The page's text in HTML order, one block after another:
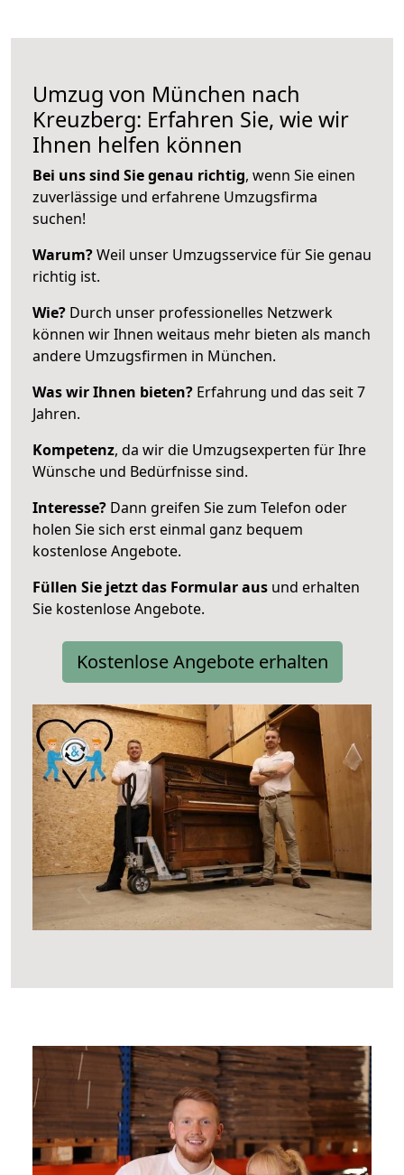
Umzug von München nach
Kreuzberg: Erfahren Sie, wie wir
Ihnen helfen können
Bei uns sind Sie genau richtig, wenn Sie einen
zuverlässige und erfahrene Umzugsfirma
suchen!
Warum?Weil unser Umzugsservice für Sie genau
richtig ist.
Wie? Durch unser professionelles Netzwerk
können wir Ihnen weitaus mehr bieten als manch
andere Umzugsfirmen in München.
Was wir Ihnen bieten? Erfahrung und das seit 7
Jahren.
Kompetenz, da wir die Umzugsexperten für Ihre
Wünsche und Bedürfnisse sind.
Interesse? Dann greifen Sie zum Telefon oder
holen Sie sich erst einmal ganz bequem
kostenlose Angebote.
Füllen Sie jetzt das Formular aus und erhalten
Sie kostenlose Angebote.
Kostenlose Angebote erhalten